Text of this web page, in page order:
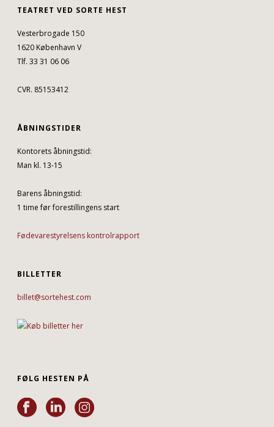
TEATRET VED SORTE HEST
Vesterbrogade 150
1620 København V
Tlf. 33 31 06 06
CVR. 85153412
ÅBNINGSTIDER
Kontorets åbningstid:
Man kl. 13-15
Barens åbningstid:
1 time før forestillingens start
Fødevarestyrelsens kontrolrapport
BILLETTER
billet@sortehest.com
FØLG HESTEN PÅ